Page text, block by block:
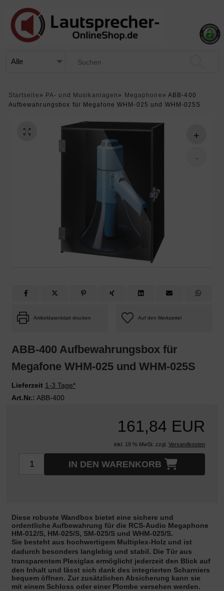
Startseite » PA- und Musikanlagen » Megaphone » ABB-400
Aufbewahrungsbox für Megafone WHM-025 und WHM-025S
Artikeldatenblatt drucken
ABB-400 Aufbewahrungsbox für
Megafone WHM-025 und WHM-025S
Lieferzeit 1-3 Tage*
Art.Nr.: ABB-400
161,84 EUR
inkl. 19 % MwSt. zzgl. Versandkosten
IN DEN WARENKORB
Diese robuste Wandbox bietet eine sichere und
ordentliche Aufbewahrung für die RCS-Audio Megaphone
HM-012/S, HM-025/S, SM-025/S und WHM-025/S.
Sie besteht aus hochwertigem Multiplex-Holz und ist
dadurch besonders langlebig und stabil. Die Tür aus
transparentem Plexiglas ermöglicht jederzeit den Blick auf
den Inhalt und lässt sich dank des integrierten Scharniers
bequem öffnen. Zur zusätzlichen Absicherung kann sie
mit einem Schloss oder einer Plombe versehen werden.